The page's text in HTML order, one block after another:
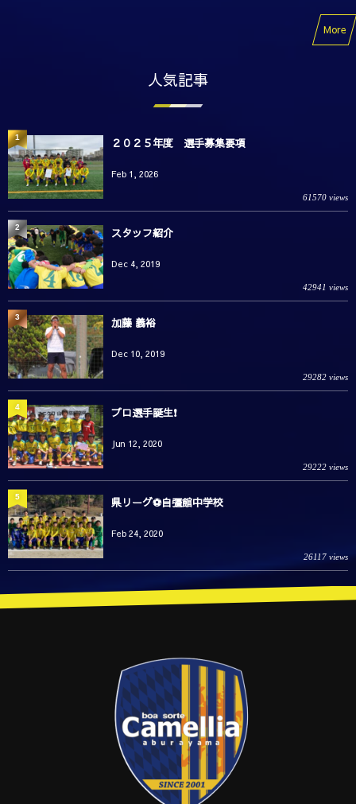
More
人気記事
２０２５年度 選手募集要項
Feb 1, 2026
61570 views
1
スタッフ紹介
Dec 4, 2019
42941 views
2
加藤 義裕
Dec 10, 2019
29282 views
3
プロ選手誕生❗️
Jun 12, 2020
29222 views
4
県リーグ⚽️自彊館中学校
Feb 24, 2020
26117 views
5